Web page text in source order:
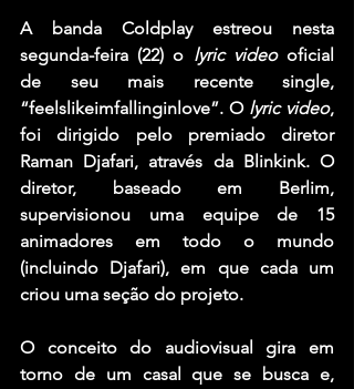
A banda Coldplay estreou nesta
segunda-feira (22) o lyric video oficial
de seu mais recente single,
“feelslikeimfallinginlove”. O lyric video,
foi dirigido pelo premiado diretor
Raman Djafari, através da Blinkink. O
diretor, baseado em Berlim,
supervisionou uma equipe de 15
animadores em todo o mundo
(incluindo Djafari), em que cada um
criou uma seção do projeto.
O conceito do audiovisual gira em
torno de um casal que se busca e,